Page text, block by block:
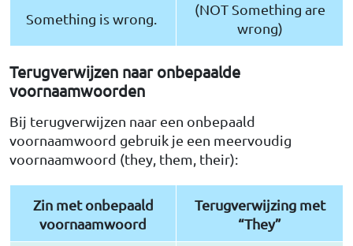
Something is wrong.
(NOT Something are
wrong)
Terugverwijzen naar onbepaalde
voornaamwoorden
Bij terugverwijzen naar een onbepaald
voornaamwoord gebruik je een meervoudig
voornaamwoord (they, them, their):
Zin met onbepaald
voornaamwoord
Terugverwijzing met
“They”